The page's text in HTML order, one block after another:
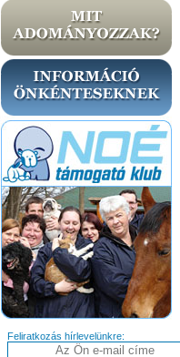
Feliratkozás hírlevelünkre: